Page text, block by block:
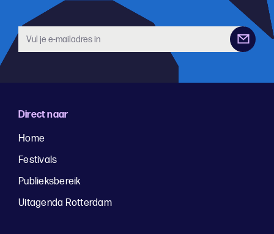
Direct naar
Home
Festivals
Publieksbereik
Uitagenda Rotterdam